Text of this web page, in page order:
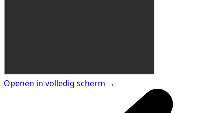
Openen in volledig scherm →